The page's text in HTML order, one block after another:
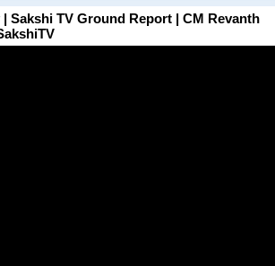
Sakshi TV Ground Report | CM Revanth